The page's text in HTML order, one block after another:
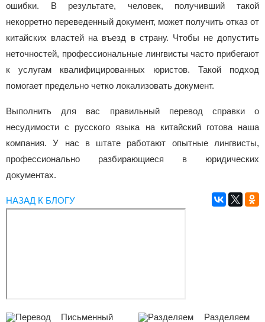
ошибки. В результате, человек, получивший такой
некорретно переведенный документ, может получить отказ от
китайских властей на въезд в страну. Чтобы не допустить
неточностей, профессиональные лингвисты часто прибегают
к услугам квалифицированных юристов. Такой подход
помогает предельно четко локализовать документ.
Выполнить для вас правильный перевод справки о
несудимости с русского языка на китайский готова наша
компания. У нас в штате работают опытные лингвисты,
профессионально разбирающиеся в юридических
документах.
НАЗАД К БЛОГУ
Письменный
Разделяем